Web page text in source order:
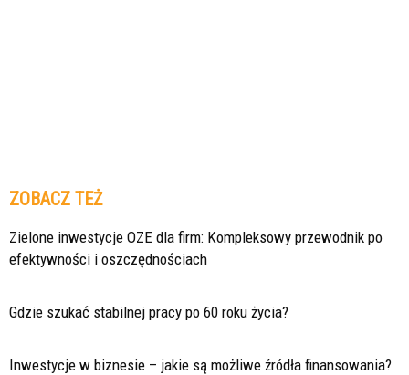
ZOBACZ TEŻ
Zielone inwestycje OZE dla firm: Kompleksowy przewodnik po
efektywności i oszczędnościach
Gdzie szukać stabilnej pracy po 60 roku życia?
Inwestycje w biznesie – jakie są możliwe źródła finansowania?